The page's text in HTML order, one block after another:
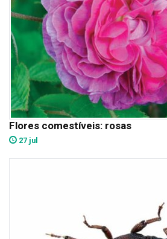
Flores comestíveis: rosas
27 jul